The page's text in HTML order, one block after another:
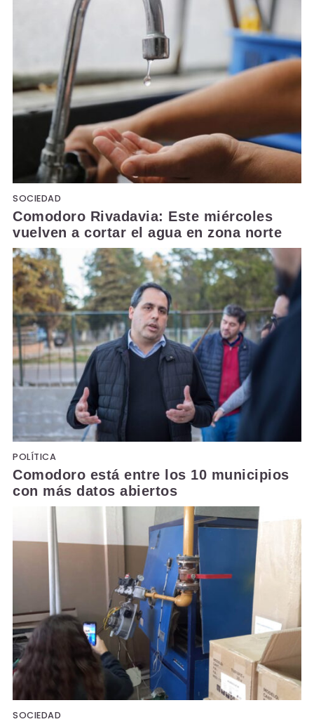
SOCIEDAD
Comodoro Rivadavia: Este miércoles
vuelven a cortar el agua en zona norte
POLÍTICA
Comodoro está entre los 10 municipios
con más datos abiertos
SOCIEDAD